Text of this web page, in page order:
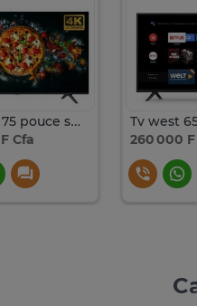
Tv ibson 75 pouce smart tv
Cfa
260 000 F